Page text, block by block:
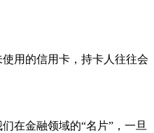
用的信用卡，持卡人往往会
在金融领域的“名片”，一旦